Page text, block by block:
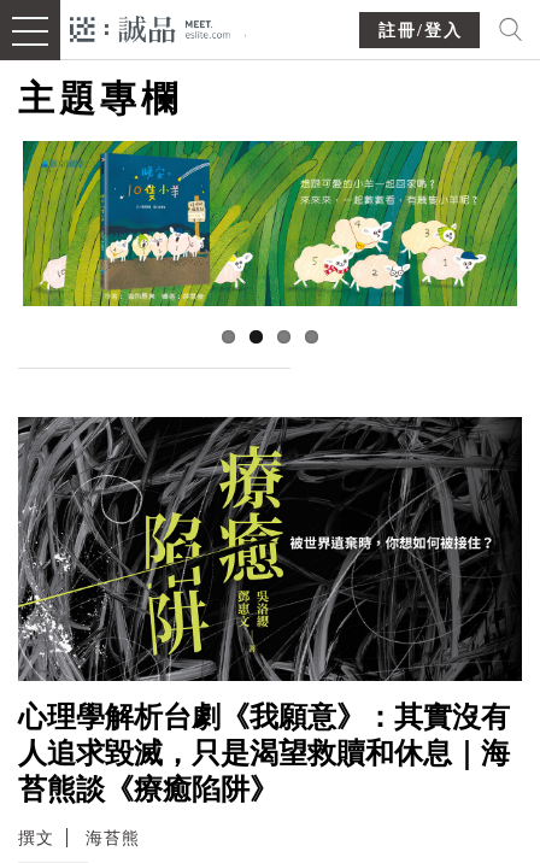
註冊/登入
主題專欄
心理學解析台劇《我願意》：其實沒有
人追求毀滅，只是渴望救贖和休息｜海
苔熊談《療癒陷阱》
撰文 海苔熊